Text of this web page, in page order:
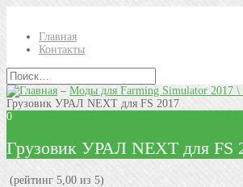
Главная
Контакты
–Моды для Farming Simulator 2017
Грузовик УРАЛ NEXT для FS 2017
0
Грузовик УРАЛ NEXT для FS
(рейтинг 5,00 из 5)